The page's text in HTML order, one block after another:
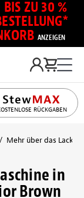
BIS ZU 30 %
ANZEIGEN
RÜCKGABEN
Mehr über das
in
Brown